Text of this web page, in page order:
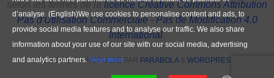
selon les termes de lalicence Creative Commons Attribution
Pas d'Utilisation Commerciale - Pas de Modification 4.0
International.
FIÈREMENT PROPULSÉ PAR PARABOLA& WORDPRESS.
d’analyse. (English)We use cookies to personalise content and ads, to
provide social media features and to analyse our traffic. We also share
information about your use of our site with our social media, advertising
and analytics partners.View more